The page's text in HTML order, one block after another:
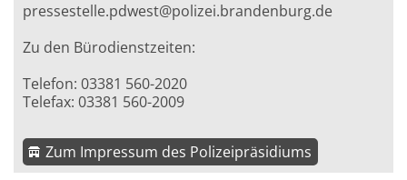
pressestelle.pdwest@polizei.brandenburg.de
Zu den Bürodienstzeiten:
Telefon: 03381 560-2020
Telefax: 03381 560-2009
Zum Impressum des Polizeipräsidiums